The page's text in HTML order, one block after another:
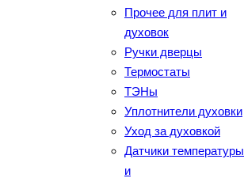
Прочее для плит и
духовок
Ручки дверцы
Термостаты
ТЭНы
Уплотнители духовки
Уход за духовкой
Датчики температуры
и